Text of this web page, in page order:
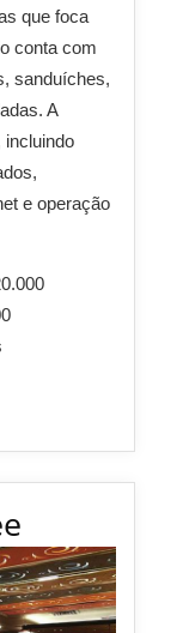
que foca
conta com
sanduíches,
A
incluindo
e operação